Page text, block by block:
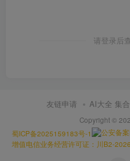
请登录后
友链申请 AI大全 集
Copyright ©
蜀ICP备2025159183号-1
增值电信业务经营许可证：川B2-